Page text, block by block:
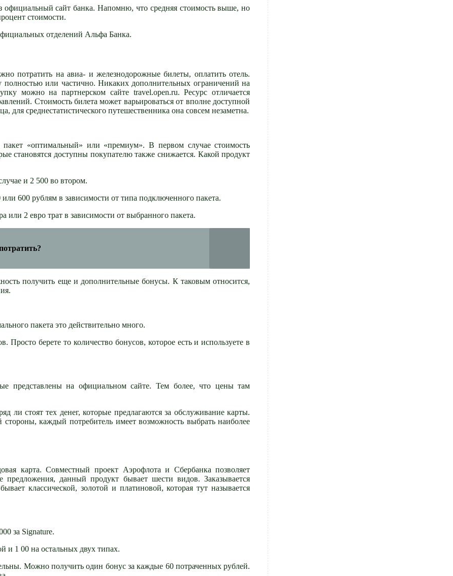
официальный сайт банка. Напомню, что средняя стоимость выше, но
стоимости.
отделений Альфа Банка.
потратить на авиа- и железнодорожные билеты, оплатить отель.
или частично. Никаких дополнительных ограничений на
можно на партнерском сайте travel.open.ru. Ресурс отличается
Стоимость билета может варьироваться от вполне доступной
для среднестатистического путешественника она совсем незаметна.
«оптимальный» или «премиум». В первом случае стоимость
становятся доступны покупателю также снижается. Какой продукт
и 2 500 во втором.
600 рублям в зависимости от типа подключенного пакета.
или 2 евро трат в зависимости от выбранного пакета.
получить еще и дополнительные бонусы. К таковым относится,
пакета это действительно много.
берете то количество бонусов, которое есть и используете в
представлены на официальном сайте. Тем более, что цены там
стоят тех денег, которые предлагаются за обслуживание карты.
каждый потребитель имеет возможность выбрать наиболее
карта. Совместный проект Аэрофлота и Сбербанка позволяет
данный продукт бывает шести видов. Заказывается
классической, золотой и платиновой, которая тут называется
за Signature.
и 1 00 на остальных двух типах.
Можно получить один бонус за каждые 60 потраченных рублей.